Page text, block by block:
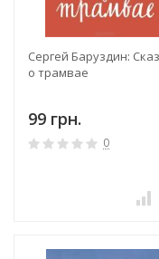
Сергей Баруздин:
о трамвае
99 грн.
0